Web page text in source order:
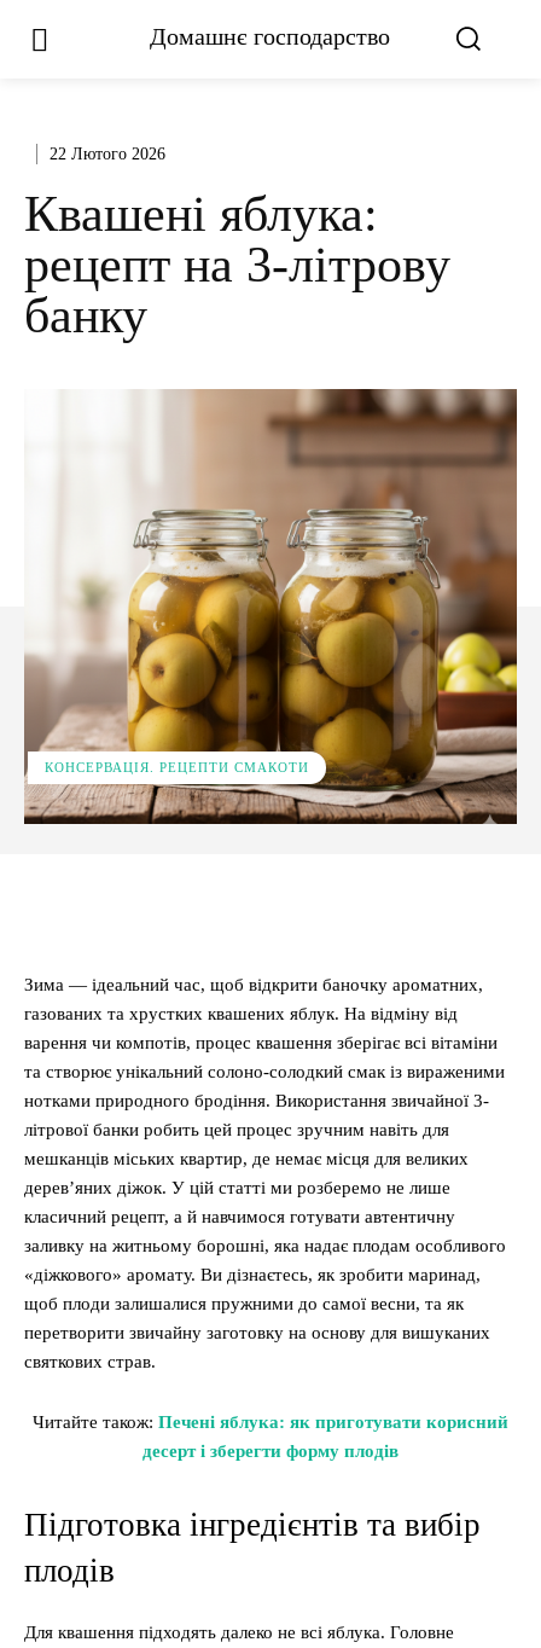
Домашнє господарство
22 Лютого 2026
Квашені яблука:
рецепт на 3-літрову
банку
КОНСЕРВАЦІЯ. РЕЦЕПТИ СМАКОТИ
Зима — ідеальний час, щоб відкрити баночку ароматних,
газованих та хрустких квашених яблук. На відміну від
варення чи компотів, процес квашення зберігає всі вітаміни
та створює унікальний солоно-солодкий смак із вираженими
нотками природного бродіння. Використання звичайної 3-
літрової банки робить цей процес зручним навіть для
мешканців міських квартир, де немає місця для великих
дерев’яних діжок. У цій статті ми розберемо не лише
класичний рецепт, а й навчимося готувати автентичну
заливку на житньому борошні, яка надає плодам особливого
«діжкового» аромату. Ви дізнаєтесь, як зробити маринад,
щоб плоди залишалися пружними до самої весни, та як
перетворити звичайну заготовку на основу для вишуканих
святкових страв.
Читайте також: Печені яблука: як приготувати корисний
десерт і зберегти форму плодів
Підготовка інгредієнтів та вибір
плодів
Для квашення підходять далеко не всі яблука. Головне